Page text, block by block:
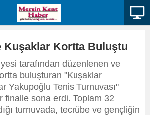
Kuşaklar Kortta Buluştu
tarafından düzenlenen ve
buluşturan "Kuşaklar
Yakupoğlu Tenis Turnuvası"
finalle sona erdi. Toplam 32
turnuvada, tecrübe ve gençliğin